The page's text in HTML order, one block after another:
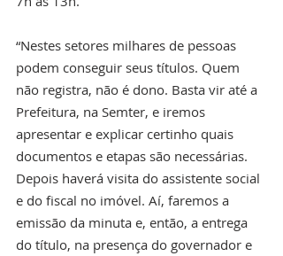
“Nestes setores milhares de pessoas
podem conseguir seus títulos. Quem
não registra, não é dono. Basta vir até a
Prefeitura, na Semter, e iremos
apresentar e explicar certinho quais
documentos e etapas são necessárias.
Depois haverá visita do assistente social
e do fiscal no imóvel. Aí, faremos a
emissão da minuta e, então, a entrega
do título, na presença do governador e